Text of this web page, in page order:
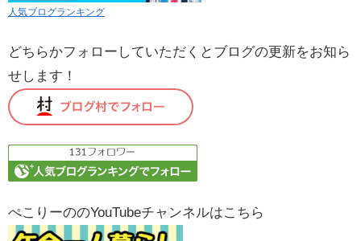
人気ブログランキング
どちらかフォローしていただくとブログの更新をお知ら
せします！
ぺこりーののYouTubeチャンネルはこちら